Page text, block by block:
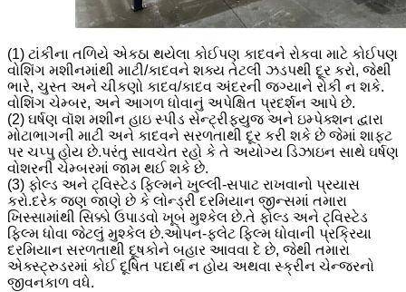
(1) ટાંકીના તળિયે એકઠા થયેલા કોઈપણ કાદવને રોકવા માટે કોઈપણ
વોશિંગ મશીનમાંથી માટી/કાદવને શક્ય તેટલી ઝડપથી દૂર કરો, જેથી
ભારે, ચુસ્ત અને ચીકણો કાદવ/કાદવ અંદરની જગ્યાને રોકી ન શકે.
વોશિંગ ચેમ્બર, અને આગળ ધોવાનું અપેક્ષિત પ્રદર્શન આપે છે.
(2) ઘર્ષણ વૉશ મશીન હાઇ સ્પીડ સેન્ટ્રીફ્યુજ અને ઇમ્પેક્શન દ્વારા
મોટાભાગની માટી અને કાદવને સરળતાથી દૂર કરી શકે છે જેમાં શાફ્ટ
પર ચપ્પુ હોય છે.પરંતુ સાવચેત રહો કે તે અયોગ્ય ડિઝાઇન સાથે ઘર્ષણ
વોશરની ચેમ્બરમાં જામ થઈ શકે છે.
(3) ફોલ્ડ અને ટ્વિસ્ટેડ ફિલ્મને ખુલ્લી-સપાટ રાખવાનો પ્રયાસ
કરો.દરેક જણ જાણે છે કે લોન્ડ્રી દરમિયાન જીન્સમાં તમારા
ખિસ્સામાંથી સિક્કો ઉપાડવો ખૂબ મુશ્કેલ છે.તે ફોલ્ડ અને ટ્વિસ્ટેડ
ફિલ્મ ધોવા જેટલું મુશ્કેલ છે.ઓપન-ફ્લેટ ફિલ્મ ધોવાની પ્રક્રિયા
દરમિયાન સરળતાથી દૂષકોને બહાર આવવા દે છે, જેથી તમારા
એક્સ્ટ્રુડરમાં કોઈ દૂષિત પદાર્થ ન હોય અથવા સ્ક્રીન ચેન્જરનો
જીવનકાળ વધે.